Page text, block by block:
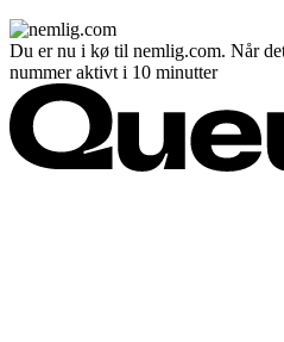
Du er nu i kø til nemlig.com. Når
nummer aktivt i 10 minutter